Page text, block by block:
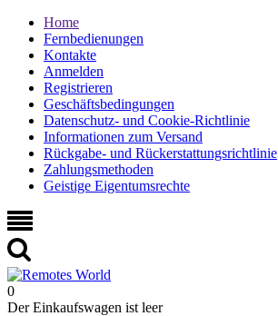
Home
Fernbedienungen
Kontakte
Anmelden
Registrieren
Geschäftsbedingungen
Datenschutz- und Cookie-Richtlinie
Informationen zum Versand
Rückgabe- und Rückerstattungsrichtlinie
Zahlungsmethoden
Geistige Eigentumsrechte
0
Der Einkaufswagen ist leer